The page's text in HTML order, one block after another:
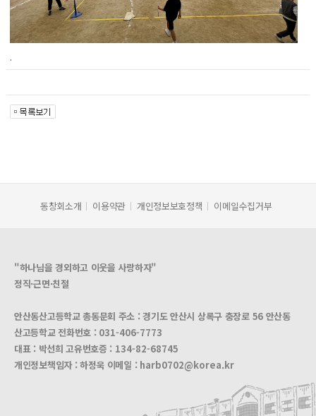
.
동창회소개 이용약관 개인정보보호정책 이메일수집거부
"하나님을 경외하고 이웃을 사랑하자"
정직·근면·친절
안산동산고등학교 총동문회 주소 : 경기도 안산시 상록구 충장로 56 안산동
산고등학교 전화번호 : 031-406-7773
대표 : 박선희 고유번호증 : 134-82-68745
개인정보책임자 : 하정욱 이메일 : harb0702@korea.kr